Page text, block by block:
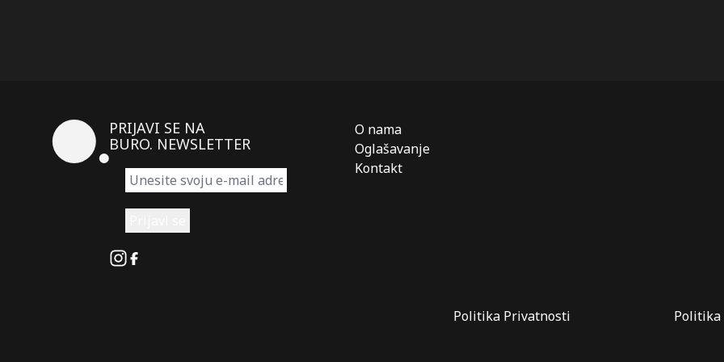
PRIJAVI SE NA
BURO. NEWSLETTER
Instagram
Facebook
O nama
Oglašavanje
Kontakt
Politika Privatnosti Politika